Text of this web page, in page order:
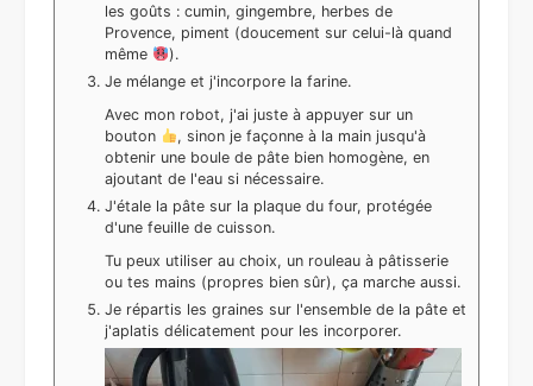
les goûts : cumin, gingembre, herbes de
Provence, piment (doucement sur celui-là quand
même
).
Je mélange et j'incorpore la farine.
Avec mon robot, j'ai juste à appuyer sur un
bouton
, sinon je façonne à la main jusqu'à
obtenir une boule de pâte bien homogène, en
ajoutant de l'eau si nécessaire.
J'étale la pâte sur la plaque du four, protégée
d'une feuille de cuisson.
Tu peux utiliser au choix, un rouleau à pâtisserie
ou tes mains (propres bien sûr), ça marche aussi.
Je répartis les graines sur l'ensemble de la pâte et
j'aplatis délicatement pour les incorporer.